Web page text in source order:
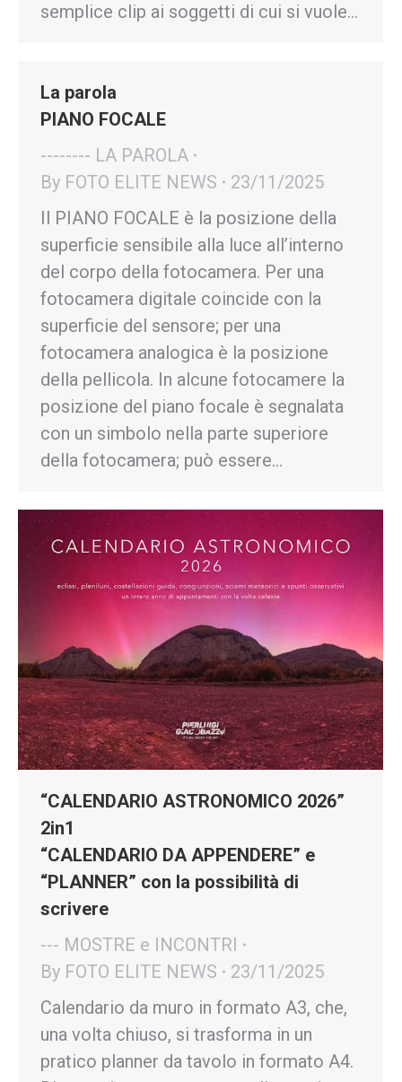
semplice clip ai soggetti di cui si vuole…
La parola
PIANO FOCALE
-------- LA PAROLA
By FOTO ELITE NEWS
23/11/2025
Il PIANO FOCALE è la posizione della
superficie sensibile alla luce all’interno
del corpo della fotocamera. Per una
fotocamera digitale coincide con la
superficie del sensore; per una
fotocamera analogica è la posizione
della pellicola. In alcune fotocamere la
posizione del piano focale è segnalata
con un simbolo nella parte superiore
della fotocamera; può essere…
“CALENDARIO ASTRONOMICO 2026”
2in1
“CALENDARIO DA APPENDERE” e
“PLANNER” con la possibilità di
scrivere
--- MOSTRE e INCONTRI
By FOTO ELITE NEWS
23/11/2025
Calendario da muro in formato A3, che,
una volta chiuso, si trasforma in un
pratico planner da tavolo in formato A4.